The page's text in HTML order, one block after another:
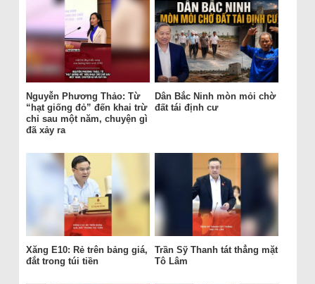
Nguyễn Phương Thảo: Từ
“hạt giống đỏ” đến khai trừ
chỉ sau một năm, chuyện gì
đã xảy ra
Dân Bắc Ninh mòn mỏi chờ
đất tái định cư
Xăng E10: Rẻ trên bảng giá,
đắt trong túi tiền
Trần Sỹ Thanh tát thẳng mặt
Tô Lâm